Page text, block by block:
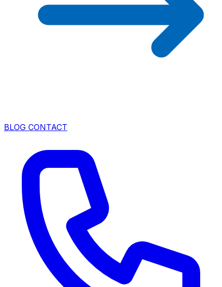
BLOG CONTACT